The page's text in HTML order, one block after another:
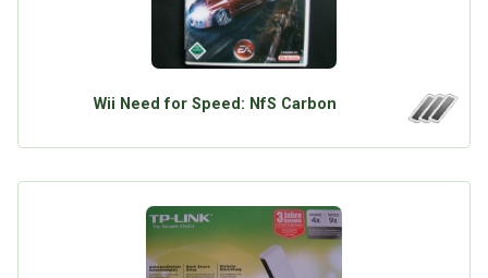
Wii Need for Speed: NfS Carbon